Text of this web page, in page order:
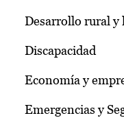
Desarrollo rural y
Discapacidad
Economía y
Emergencias y